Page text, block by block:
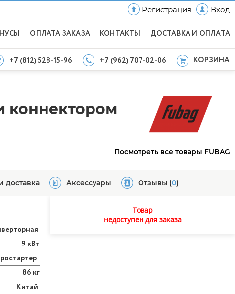
Регистрация Вход
ОПЛАТА ЗАКАЗА КОНТАКТЫ ДОСТАВКА И ОПЛАТА
+7 (812) 528-15-96 +7 (962) 707-02-06 КОРЗИНА
коннектором
Посмотреть все товары FUBAG
доставка Аксессуары Отзывы (0)
9 кВт
86 кг
Китай
Товар
недоступен для заказа